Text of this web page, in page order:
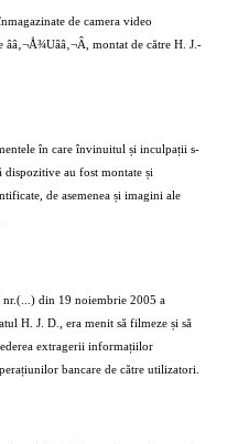
de camera video
montat de către H. J.-
în care învinuitul și inculpații s-
dispozitive au fost montate și
de asemenea și imagini ale
nr.(...) din 19 noiembrie 2005 a
H. J. D., era menit să filmeze și să
extragerii informațiilor
bancare de către utilizatori.